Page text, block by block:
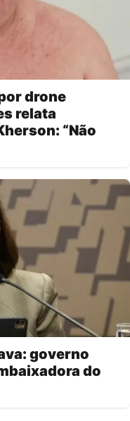
drone
relata
“Não
governo
do